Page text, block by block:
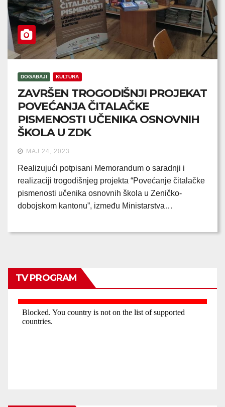
DOGAĐAJI KULTURA
ZAVRŠEN TROGODIŠNJI PROJEKAT
POVEĆANJA ČITALAČKE
PISMENOSTI UČENIKA OSNOVNIH
ŠKOLA U ZDK
MAJ 24, 2023
Realizujući potpisani Memorandum o saradnji i
realizaciji trogodišnjeg projekta “Povećanje čitalačke
pismenosti učenika osnovnih škola u Zeničko-
dobojskom kantonu”, između Ministarstva…
TV PROGRAM